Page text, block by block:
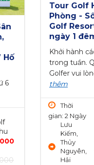
Tour Golf Hải
Phòng - Sông Giá
Golf Resort 2
ngày 1 đêm
Khởi hành các ngày
trong tuần. Quý
Golfer vui lòng...Xem
thêm
Thủy
Hải
Giá Golf
mùa thu
3,900,000
4,250,000